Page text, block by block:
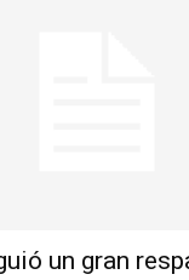
un gran